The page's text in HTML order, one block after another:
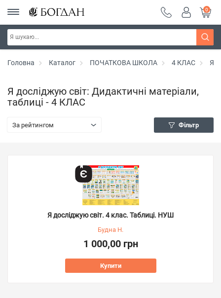
0
Головна Каталог ПОЧАТКОВА ШКОЛА 4 КЛАС Я
Я досліджую світ: Дидактичні матеріали,
таблиці - 4 КЛАС
За рейтингом Фільтр
Я досліджую світ. 4 клас. Таблиці. НУШ
Будна Н.
1 000,00 грн
Купити